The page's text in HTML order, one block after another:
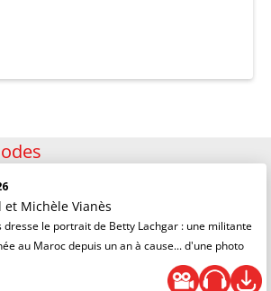
et Michèle Vianès
dresse le portrait de Betty Lachgar : une militante
au Maroc depuis un an à cause... d'une photo